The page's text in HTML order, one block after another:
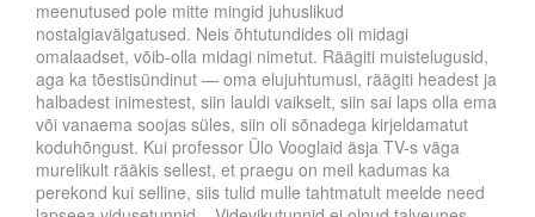
meenutused pole mitte mingid juhuslikud
nostalgiavälgatused. Neis õhtutundides oli midagi
omalaadset, võib-olla midagi nimetut. Räägiti muistelugusid,
aga ka tõestisündinut — oma elujuhtumusi, räägiti headest ja
halbadest inimestest, siin lauldi vaikselt, siin sai laps olla ema
või vanaema soojas süles, siin oli sõnadega kirjeldamatut
koduhõngust. Kui professor Ülo Vooglaid äsja TV-s väga
murelikult rääkis sellest, et praegu on meil kadumas ka
perekond kui selline, siis tulid mulle tahtmatult meelde need